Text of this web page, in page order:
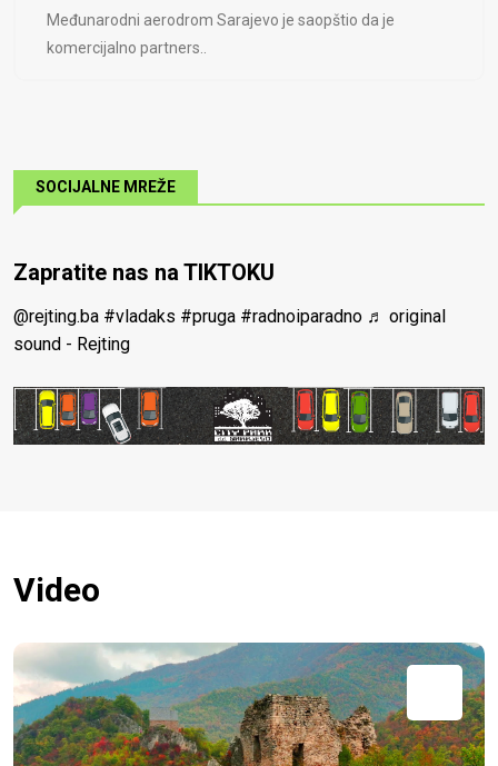
Međunarodni aerodrom Sarajevo je saopštio da je
komercijalno partners..
SOCIJALNE MREŽE
Zapratite nas na TIKTOKU
@rejting.ba #vladaks #pruga #radnoiparadno ♬ original
sound - Rejting
Video